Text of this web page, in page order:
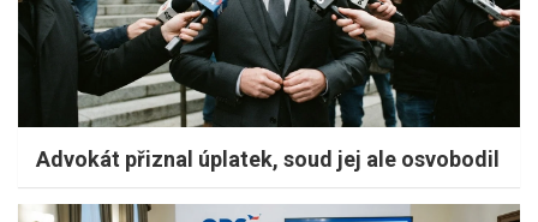
Advokát přiznal úplatek, soud jej ale osvobodil